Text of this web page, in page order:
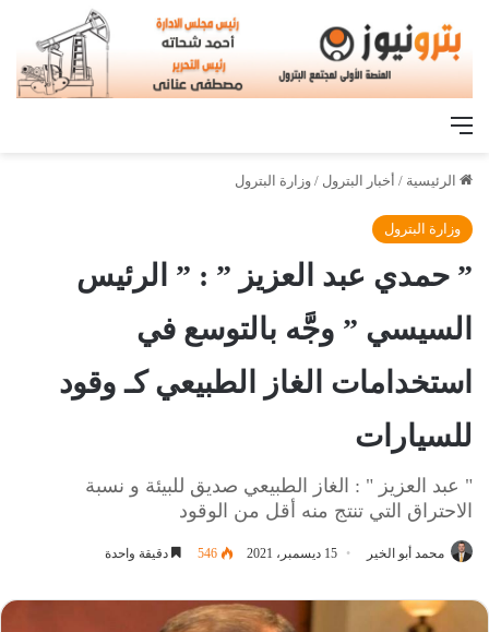
القائمة
الرئيسية / أخبار البترول / وزارة البترول
وزارة البترول
” حمدي عبد العزيز ” : ” الرئيس
السيسي ” وجَّه بالتوسع في
استخدامات الغاز الطبيعي كـ وقود
للسيارات
" عبد العزيز " : الغاز الطبيعي صديق للبيئة و نسبة
الاحتراق التي تنتج منه أقل من الوقود
محمد أبو الخير 15 ديسمبر، 2021 546 دقيقة واحدة